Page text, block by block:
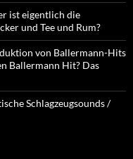
ist eigentlich die
und Tee und Rum?
von Ballermann-Hits
Ballermann Hit? Das
Schlagzeugsounds /